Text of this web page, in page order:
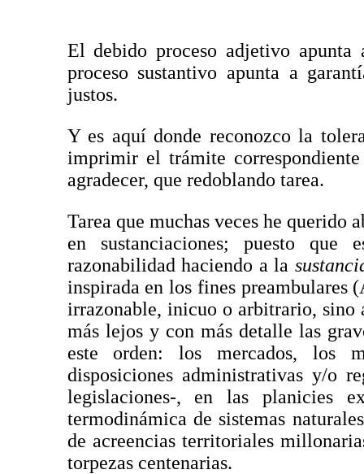
El debido proceso adjetivo
proceso sustantivo apunta a
justos.
Y es aquí donde reconozco la
imprimir el trámite
agradecer, que redoblando tarea.
Tarea que muchas veces he querido
en sustanciaciones; puesto
razonabilidad haciendo a la
inspirada en los fines preambulares
irrazonable, inicuo o arbitrario, sino
más lejos y con más detalle las
este orden: los mercados, los
disposiciones administrativas y/o
legislaciones-, en las planicies
termodinámica de sistemas
de acreencias territoriales
torpezas centenarias.